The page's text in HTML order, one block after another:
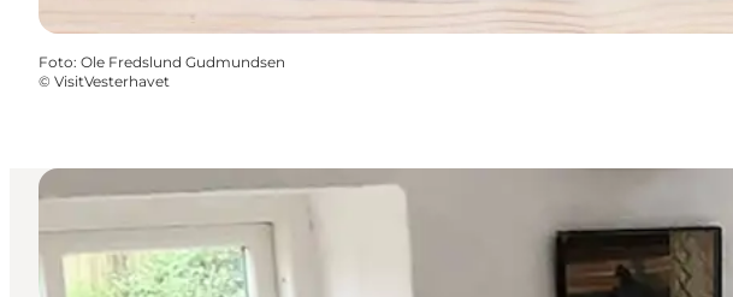
Foto: Ole Fredslund Gudmundsen
© VisitVesterhavet